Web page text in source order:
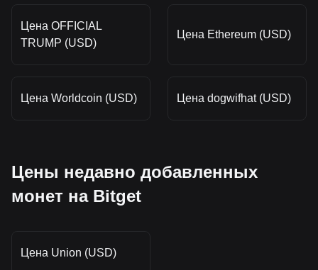
Цена OFFICIAL
TRUMP (USD)
Цена Ethereum (USD)
Цена Worldcoin (USD) Цена dogwifhat (USD)
Цены недавно добавленных
монет на Bitget
Цена Union (USD)